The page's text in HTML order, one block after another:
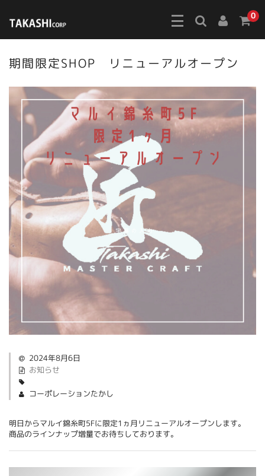
0
期間限定SHOP リニューアルオープン
2024年8月6日
お知らせ
コーポレーションたかし
明日からマルイ錦糸町5Fに限定1ヵ月リニューアルオープンします。
商品のラインナップ増量でお待ちしております。